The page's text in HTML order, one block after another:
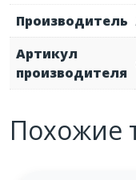
Производитель
Артикул
производителя
Похожие